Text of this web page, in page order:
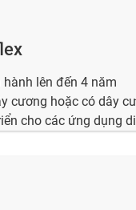
hành lên đến 4 năm
cương hoặc có dây
cho các ứng dụng